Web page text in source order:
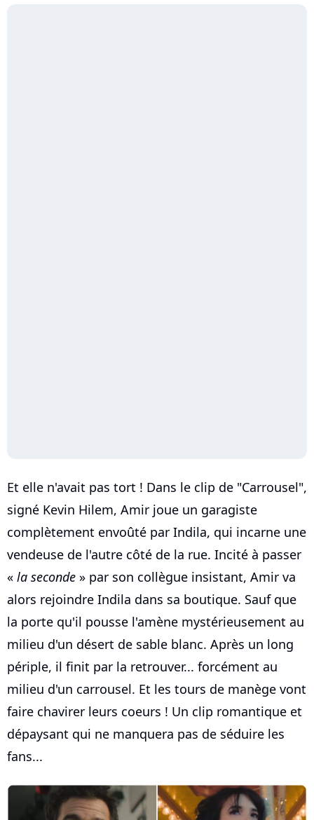
Et elle n'avait pas tort ! Dans le clip de "Carrousel",
signé Kevin Hilem, Amir joue un garagiste
complètement envoûté par Indila, qui incarne une
vendeuse de l'autre côté de la rue. Incité à passer
« la seconde » par son collègue insistant, Amir va
alors rejoindre Indila dans sa boutique. Sauf que
la porte qu'il pousse l'amène mystérieusement au
milieu d'un désert de sable blanc. Après un long
périple, il finit par la retrouver... forcément au
milieu d'un carrousel. Et les tours de manège vont
faire chavirer leurs coeurs ! Un clip romantique et
dépaysant qui ne manquera pas de séduire les
fans...